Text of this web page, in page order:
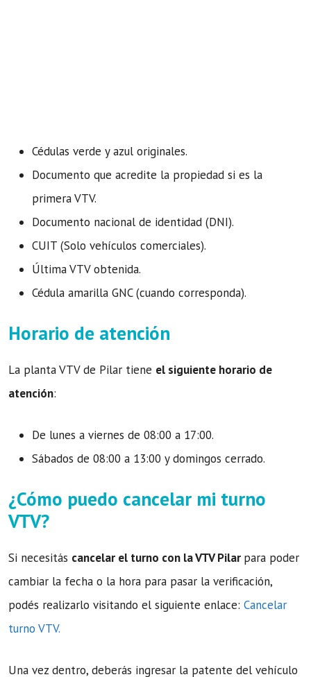
Cédulas verde y azul originales.
Documento que acredite la propiedad si es la
primera VTV.
Documento nacional de identidad (DNI).
CUIT (Solo vehículos comerciales).
Última VTV obtenida.
Cédula amarilla GNC (cuando corresponda).
Horario de atención
La planta VTV de Pilar tiene el siguiente horario de
atención:
De lunes a viernes de 08:00 a 17:00.
Sábados de 08:00 a 13:00 y domingos cerrado.
¿Cómo puedo cancelar mi turno
VTV?
Si necesitás cancelar el turno con la VTV Pilar para poder
cambiar la fecha o la hora para pasar la verificación,
podés realizarlo visitando el siguiente enlace: Cancelar
turno VTV.
Una vez dentro, deberás ingresar la patente del vehículo